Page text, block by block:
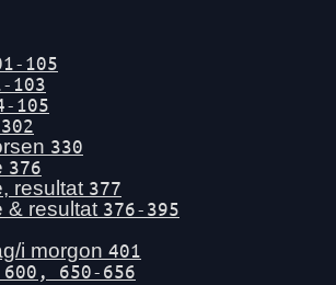
105
103
105
330
376
resultat 377
& resultat 376-395
i morgon 401
600, 650-656